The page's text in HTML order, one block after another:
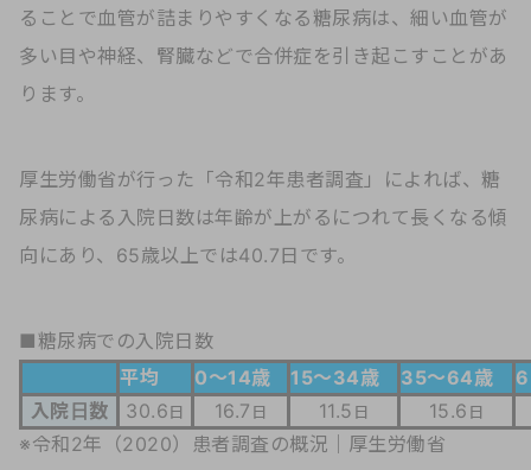
ることで血管が詰まりやすくなる糖尿病は、細い血管が
多い目や神経、腎臓などで合併症を引き起こすことがあ
ります。
厚生労働省が行った「令和2年患者調査」によれば、糖
尿病による入院日数は年齢が上がるにつれて長くなる傾
向にあり、65歳以上では40.7日です。
■糖尿病での入院日数
平均
0～14歳 15～34歳 35～64歳
入院日数
30.6日 16.7 日 11.5 日 15.6 日
※令和2年（2020）患者調査の概況｜厚生労働省